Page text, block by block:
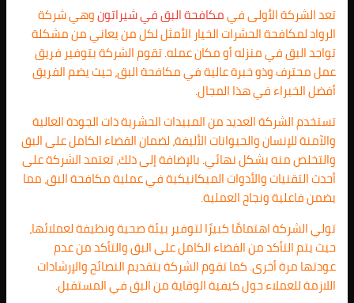
تعد الشركة الأولى فيمكافحة البق في شيراتونوهي شركة
الرواد لمكافحة الحشرات الخيار الأمثل لكل من يعاني من مشكلة
تواجد البق في منزله أو مكان عمله. تقوم الشركة بتوفير فريق
عمل محترف وذو خبرة عالية في مكافحة البق، حيث يضم الفريق
أفضل الخبراء في هذا المجال.
تستخدم الشركة العديد من المبيدات الحشرية ذات الجودة العالية
والآمنة للإنسان والحيوانات الأليفة، لضمان القضاء الكامل على البق
والتخلص منه بشكل نهائي. بالإضافة إلى ذلك، تعتمد الشركة على
أحدث التقنيات والأدوات الميكانيكية في عملية مكافحة البق، مما
يضمن فاعلية ونجاح العملية.
تولي الشركة اهتمامًا كبيرًا لتوفير بيئة صحية ونظيفة لعملائها،
حيث يتم التأكد من القضاء الكامل على البق والتأكد من عدم
عودتها مرة أخرى. كما تقوم الشركة بتقديم النصائح والإرشادات
اللازمة للعملاء حول كيفية الوقاية من البق في المستقبل.